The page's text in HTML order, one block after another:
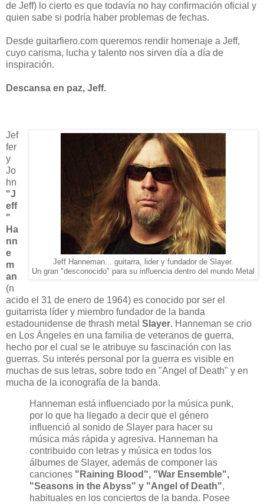
de Jeff) lo cierto es que todavía no hay confirmación oficial y
quien sabe si podría haber problemas de fechas.
Desde guitarfiero.com queremos rendir homenaje a Jeff,
cuyo carisma, lucha y talento nos sirven día a día de
inspiración.
Descansa en paz, Jeff.
Jeff Hanneman... guitarra, lider y fundador de Slayer.
Un gran "desconocido" para su influencia dentro del mundo Metal
Jef
fer
y
Jo
hn
"J
eff
"
Ha
nn
e
m
an
(n
acido el 31 de enero de 1964) es conocido por ser el
guitarrista líder y miembro fundador de la banda
estadounidense de thrash metal Slayer. Hanneman se crio
en Los Ángeles en una familia de veteranos de guerra,
hecho por el cual se le atribuye su fascinación con las
guerras. Su interés personal por la guerra es visible en
muchas de sus letras, sobre todo en "Angel of Death" y en
mucha de la iconografía de la banda.
Hanneman está influenciado por la música punk,
por lo que ha llegado a decir que el género
influenció al sonido de Slayer para hacer su
música más rápida y agresiva. Hanneman ha
contribuido con letras y música en todos los
álbumes de Slayer, además de componer las
canciones "Raining Blood", "War Ensemble",
"Seasons in the Abyss" y "Angel of Death",
habituales en los conciertos de la banda. Posee